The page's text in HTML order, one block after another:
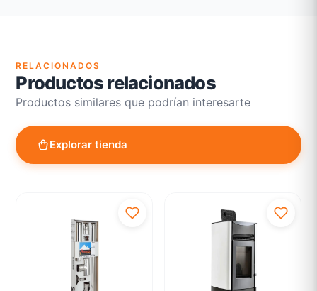
RELACIONADOS
Productos relacionados
Productos similares que podrían interesarte
Explorar tienda